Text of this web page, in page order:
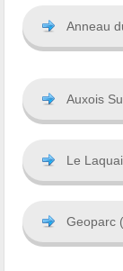
Anneau
Auxois
Le
Geoparc